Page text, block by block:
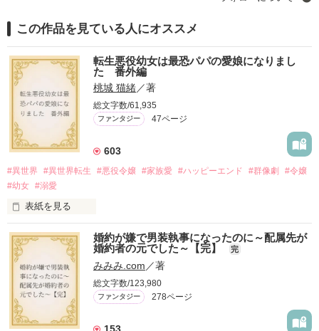
この作品を見ている人にオススメ
転生悪役幼女は最恐パパの愛娘になりまし
た 番外編
桃城 猫緒／著
総文字数/61,935
ファンタジー 47ページ
603
#異世界 #異世界転生 #悪役令嬢 #家族愛 #ハッピーエンド #群像劇
#令嬢
#幼女 #溺愛
表紙を見る
『転生悪役幼女は最恐パパの愛娘になりました』
番外編です。
※本編のネタバレを含みます。
2025.9.26
『Petit Chapter3 愛と呼ぶもの』を
公開しました
婚約が嫌で男装執事になったのに～配属先が
婚約者の元でした～【完】
完
みみみ.com ／著
総文字数/123,980
ファンタジー 278ページ